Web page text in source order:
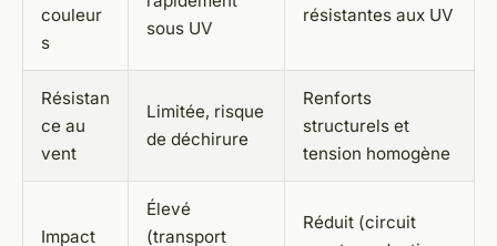
couleur
s
sous UV
résistantes aux UV
Résistan
ce au
vent
Limitée, risque
de déchirure
Renforts
structurels et
tension homogène
Impact
Élevé
(transport
Réduit (circuit